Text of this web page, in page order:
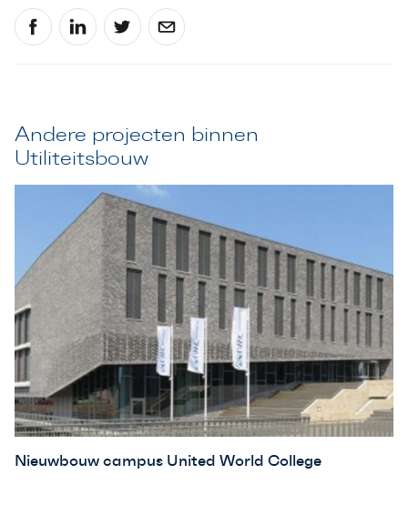
Andere projecten binnen
Utiliteitsbouw
Nieuwbouw campus United World College